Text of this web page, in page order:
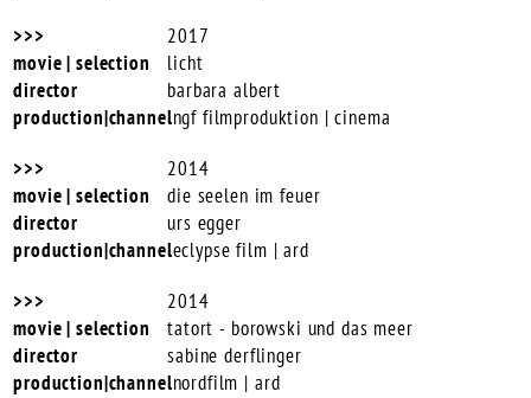
2017
licht
barbara albert
ngf filmproduktion | cinema
2014
die seelen im feuer
urs egger
eclypse film | ard
2014
tatort - borowski und das meer
sabine derflinger
nordfilm | ard